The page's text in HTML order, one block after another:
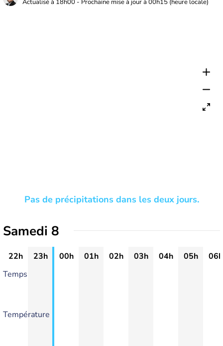
Actualisé à 18h00 - Prochaine mise à jour à 00h15 (heure locale)
Pas de précipitations dans les deux jours.
Samedi 8
22h 23h 00h 01h 02h 03h 04h 05h
06h
Temps
Température